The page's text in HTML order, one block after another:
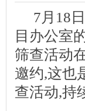
7月18
目办公室
筛查活动
邀约,这也
查活动,持